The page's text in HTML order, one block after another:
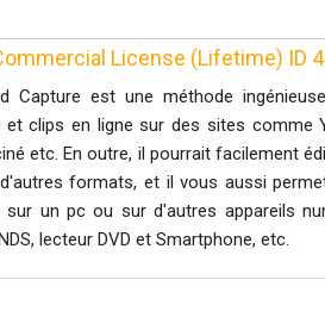
License (Lifetime) ID
Capture est une méthode
clips en ligne sur des sites comme
etc. En outre, il pourrait facilement
formats, et il vous aussi
sur un pc ou sur d'autres appareils
lecteur DVD et Smartphone, etc.